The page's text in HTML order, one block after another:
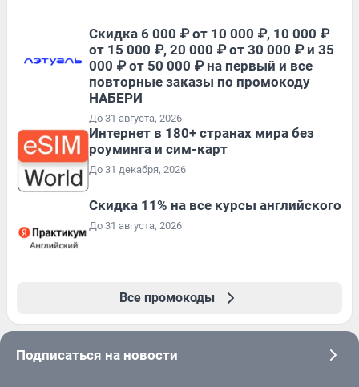
Скидка 6 000 ₽ от 10 000 ₽, 10 000 ₽
от 15 000 ₽, 20 000 ₽ от 30 000 ₽ и 35
000 ₽ от 50 000 ₽ на первый и все
повторные заказы по промокоду
НАБЕРИ
До 31 августа, 2026
Интернет в 180+ странах мира без
роуминга и сим-карт
До 31 декабря, 2026
Скидка 11% на все курсы английского
До 31 августа, 2026
Все промокоды
Подписаться на новости